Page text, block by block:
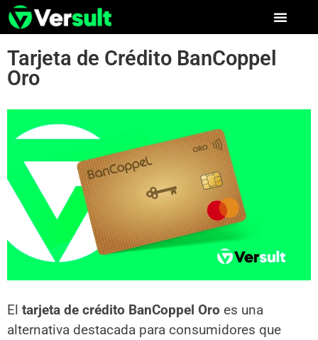
Tarjeta de Crédito BanCoppel
Oro
El tarjeta de crédito BanCoppel Oro es una
alternativa destacada para consumidores que